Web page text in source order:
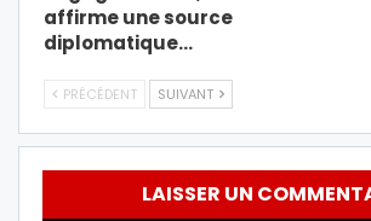
affirme une source
diplomatique…
PRÉCÉDENT SUIVANT
LAISSER UN